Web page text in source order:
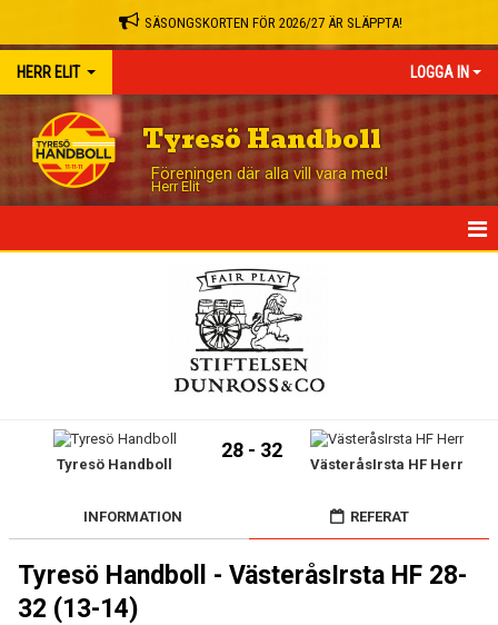
SÄSONGSKORTEN FÖR 2026/27 ÄR SLÄPPTA!
HERR ELIT LOGGA IN
Tyresö Handboll
Föreningen där alla vill vara med!
Herr Elit
TABELLTyresö Handboll
28 - 32
VästeråsIrsta HF Herr
INFORMATION REFERAT
Tyresö Handboll - VästeråsIrsta HF 28-
32 (13-14)